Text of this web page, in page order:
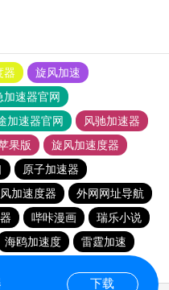
器
旋风加速
加速器官网
加速器官网
风驰加速器
果版
旋风加速度器
原子加速器
加速度器
外网网址导航
哔咔漫画
瑞乐小说
海鸥加速度
雷霆加速
下载